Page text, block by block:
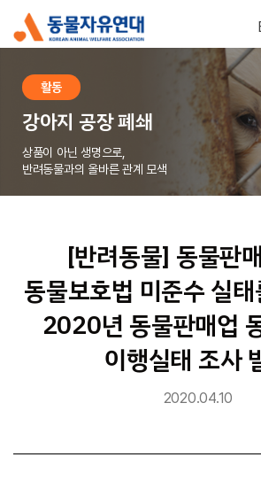
활동
강아지 공장 폐쇄
상품이 아닌 생명으로,
반려동물과의 올바른 관계 모색
[반려동물] 동물판
동물보호법 미준수 실
2020년 동물판매업
이행실태 조사
2020.04.10